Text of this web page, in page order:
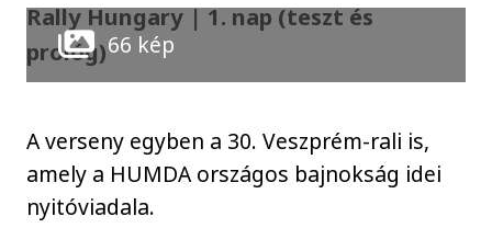
Rally Hungary | 1. nap (teszt és
prológ)66 kép
A verseny egyben a 30. Veszprém-rali is,
amely a HUMDA országos bajnokság idei
nyitóviadala.